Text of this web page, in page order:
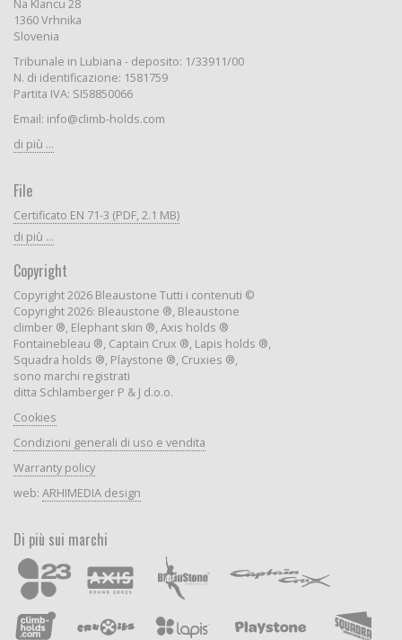
Na Klancu 28
1360 Vrhnika
Slovenia
Tribunale in Lubiana - deposito: 1/33911/00
N. di identificazione: 1581759
Partita IVA: SI58850066
Email: info@climb-holds.com
di più ...
File
Certificato EN 71-3 (PDF, 2.1 MB)
di più ...
Copyright
Copyright 2026 Bleaustone Tutti i contenuti ©
Copyright 2026: Bleaustone ®, Bleaustone
climber ®, Elephant skin ®, Axis holds ®
Fontainebleau ®, Captain Crux ®, Lapis holds ®,
Squadra holds ®, Playstone ®, Cruxies ®,
sono marchi registrati
ditta Schlamberger P & J d.o.o.
Cookies
Condizioni generali di uso e vendita
Warranty policy
web: ARHIMEDIA design
Di più sui marchi